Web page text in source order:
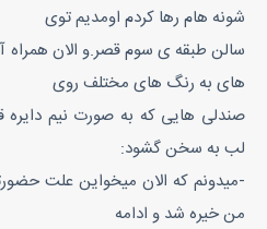
شونه هام رها کردم اومدیم توی
سالن طبقه ی سوم قصر.و الان
های به رنگ های مختلف روی
صندلی هایی که به صورت نیم دایره
لب به سخن گشود:
-میدونم که الان میخواین علت
من خیره شد و ادامه